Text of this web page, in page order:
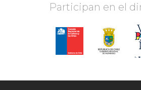
Participan en el